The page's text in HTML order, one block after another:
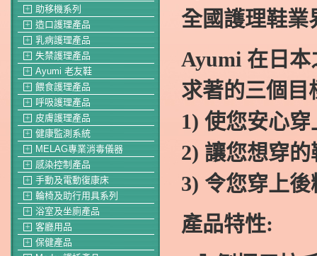
＋ 助移機系列
＋ 造口護理產品
＋ 乳病護理產品
＋ 失禁護理產品
＋ Ayumi 老友鞋
＋ 餵食護理產品
＋ 呼吸護理產品
＋ 皮膚護理產品
＋ 健康監測系統
＋ MELAG專業消毒儀器
＋ 感染控制產品
＋ 手動及電動復康床
＋ 輪椅及助行用具系列
＋ 浴室及坐廁產品
＋ 客廳用品
＋ 保健產品
全國護理鞋業
Ayumi 在日本
求著的三個目
1) 使您安心穿
2) 讓您想穿的
3) 令您穿上
產品特性: